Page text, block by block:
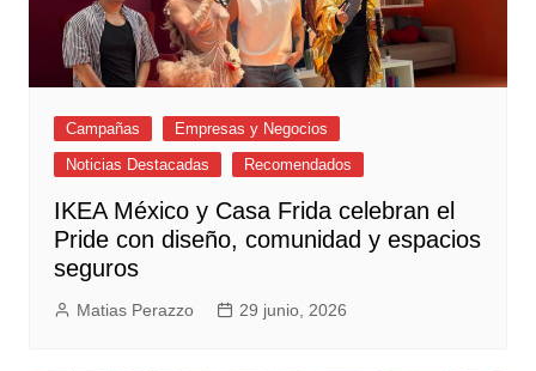
Campañas
Empresas y Negocios
Noticias Destacadas
Recomendados
IKEA México y Casa Frida celebran el
Pride con diseño, comunidad y espacios
seguros
Matias Perazzo 29 junio, 2026